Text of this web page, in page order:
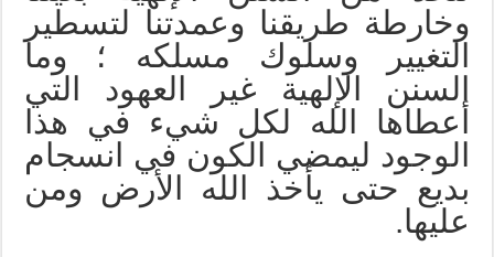
وخارطة طريقنا وعمدتنا لتسطير
التغيير وسلوك مسلكه ؛ وما
السنن الإلهية غير العهود التي
أعطاها الله لكل شيء في هذا
الوجود ليمضي الكون في انسجام
بديع حتى يأخذ الله الأرض ومن
عليها.